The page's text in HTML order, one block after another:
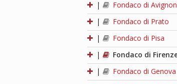
|
Fondaco di
|
Fondaco di Prato
|
Fondaco di Pisa
|
Fondaco di
|
Fondaco di Genova